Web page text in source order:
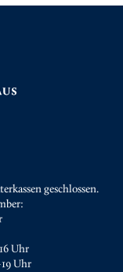
geschlossen.
Uhr
Uhr